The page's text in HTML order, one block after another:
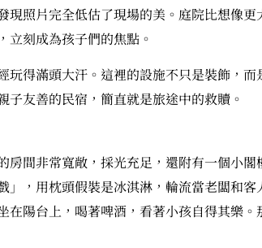
現照片完全低估了現場的美。庭院比想像
立刻成為孩子們的焦點。
玩得滿頭大汗。這裡的設施不只是裝飾，而
友善的民宿，簡直就是旅途中的救贖。
房間非常寬敞，採光充足，還附有一個小
」，用枕頭假裝是冰淇淋，輪流當老闆和
在陽台上，喝著啤酒，看著小孩自得其樂